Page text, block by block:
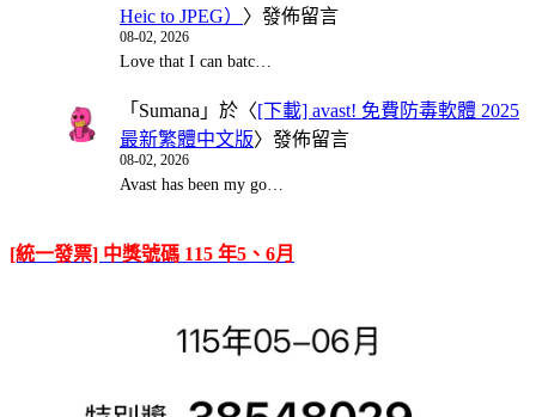
Heic to JPEG） 〉發佈留言
08-02, 2026
Love that I can batc…
「 Sumana 」於〈[下載] avast! 免費防毒軟體 2025
最新繁體中文版〉發佈留言
08-02, 2026
Avast has been my go…
[統一發票] 中獎號碼 115 年5、6月